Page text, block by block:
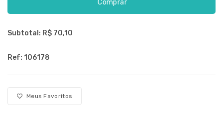
Comprar
Subtotal: R$ 70,10
Ref: 106178
Meus Favoritos